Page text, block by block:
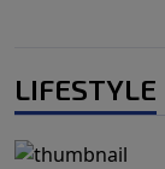
LIFESTYLE